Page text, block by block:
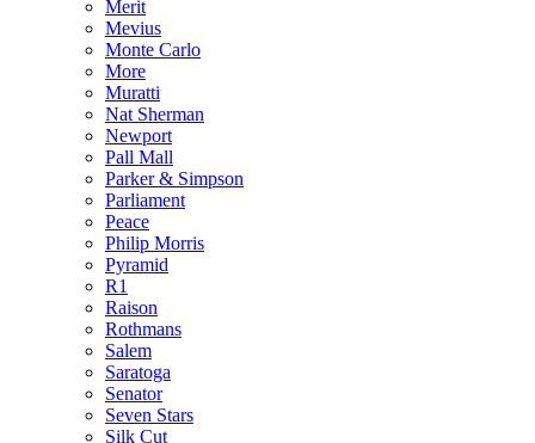
Merit
Mevius
Monte Carlo
More
Muratti
Nat Sherman
Newport
Pall Mall
Parker & Simpson
Parliament
Peace
Philip Morris
Pyramid
R1
Raison
Rothmans
Salem
Saratoga
Senator
Seven Stars
Silk Cut